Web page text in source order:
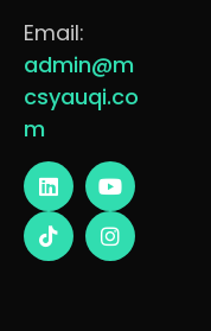
Email:
admin@m
csyauqi.co
m